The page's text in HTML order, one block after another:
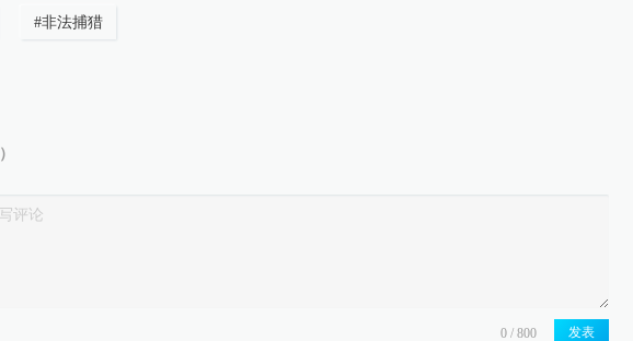
#非法捕猎
）
发表